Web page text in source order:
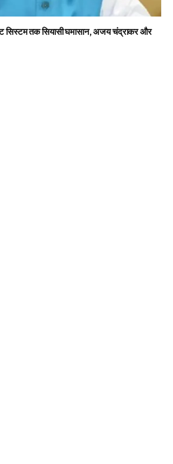
सिस्टम तक सियासी घमासान, अजय चंद्राकर और